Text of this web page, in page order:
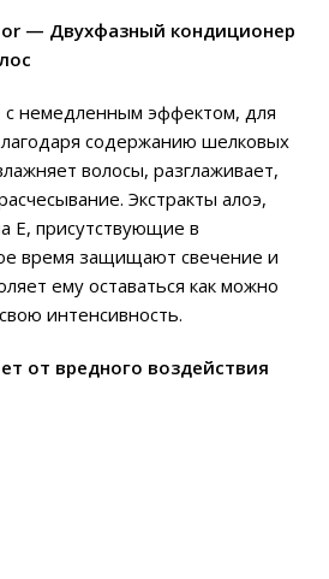
— Двухфазный кондиционер
немедленным эффектом, для
содержанию шелковых
волосы, разглаживает,
Экстракты алоэ,
Е, присутствующие в
время защищают свечение и
ему оставаться как можно
интенсивность.
от вредного воздействия